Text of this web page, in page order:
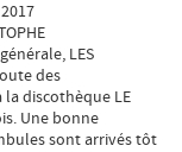
LES
des
discothèque LE
Une bonne
sont arrivés tôt